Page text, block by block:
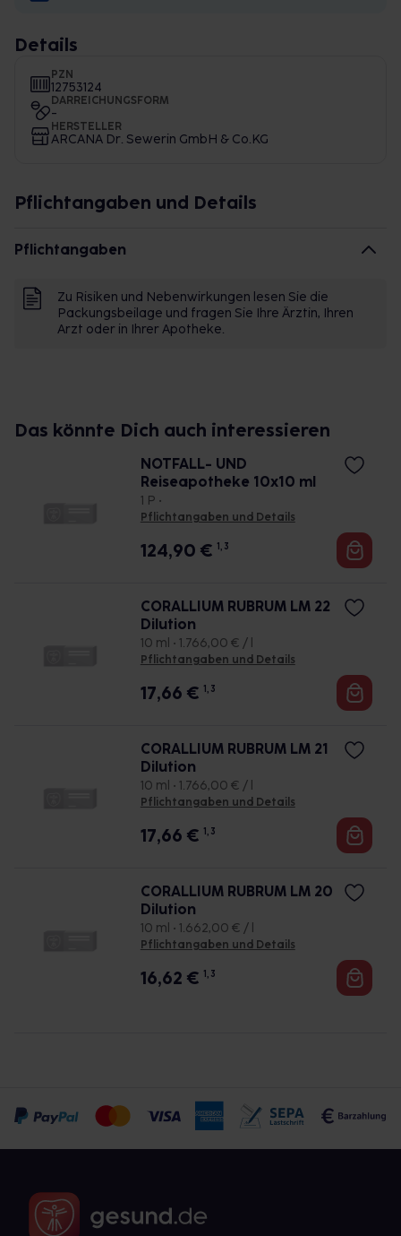
Details
PZN
12753124
DARREICHUNGSFORM
-
HERSTELLER
ARCANA Dr. Sewerin GmbH & Co.KG
Pflichtangaben und Details
Pflichtangaben
Zu Risiken und Nebenwirkungen lesen Sie die
Packungsbeilage und fragen Sie Ihre Ärztin, Ihren
Arzt oder in Ihrer Apotheke.
Das könnte Dich auch interessieren
NOTFALL- UND
Reiseapotheke 10x10 ml
1 P •
Pflichtangaben und Details
124,90 € 1, 3
CORALLIUM RUBRUM LM 22
Dilution
10 ml • 1.766,00 € / l
Pflichtangaben und Details
17,66 € 1, 3
CORALLIUM RUBRUM LM 21
Dilution
10 ml • 1.766,00 € / l
Pflichtangaben und Details
17,66 € 1, 3
CORALLIUM RUBRUM LM 20
Dilution
10 ml • 1.662,00 € / l
Pflichtangaben und Details
16,62 € 1, 3